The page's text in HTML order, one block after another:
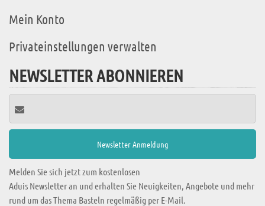
Mein Konto
Privateinstellungen verwalten
NEWSLETTER ABONNIEREN
Melden Sie sich jetzt zum kostenlosen
Aduis Newsletter an und erhalten Sie Neuigkeiten, Angebote und mehr
rund um das Thema Basteln regelmäßig per E-Mail.